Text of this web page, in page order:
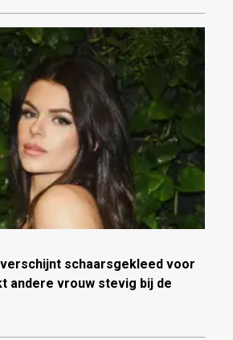
schaarsgekleed voor
andere vrouw stevig bij de